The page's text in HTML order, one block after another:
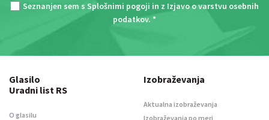
Seznanjen sem s Splošnimi pogoji in z Izjavo o varstvu osebnih
podatkov. *
Glasilo
Uradni list RS
O glasilu
Izobraževanja
Aktualna izobraževanja
Izobraževanja po meri